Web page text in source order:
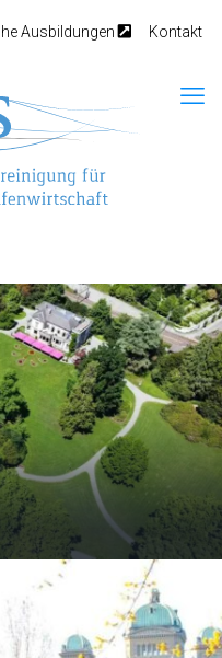
Ausbildungen Kontakt